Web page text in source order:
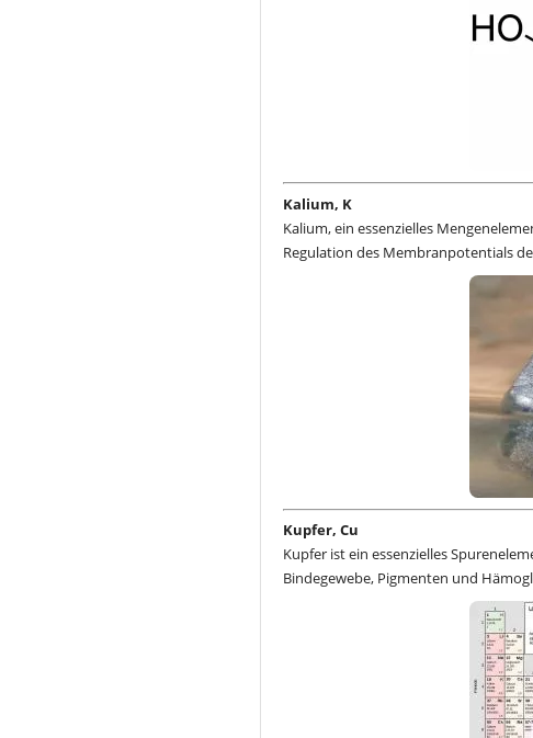
Kalium, K
Kalium, ein essenzielles
Regulation des Membranpotentials
Kupfer, Cu
Kupfer ist ein essenzielles
Bindegewebe, Pigmenten und